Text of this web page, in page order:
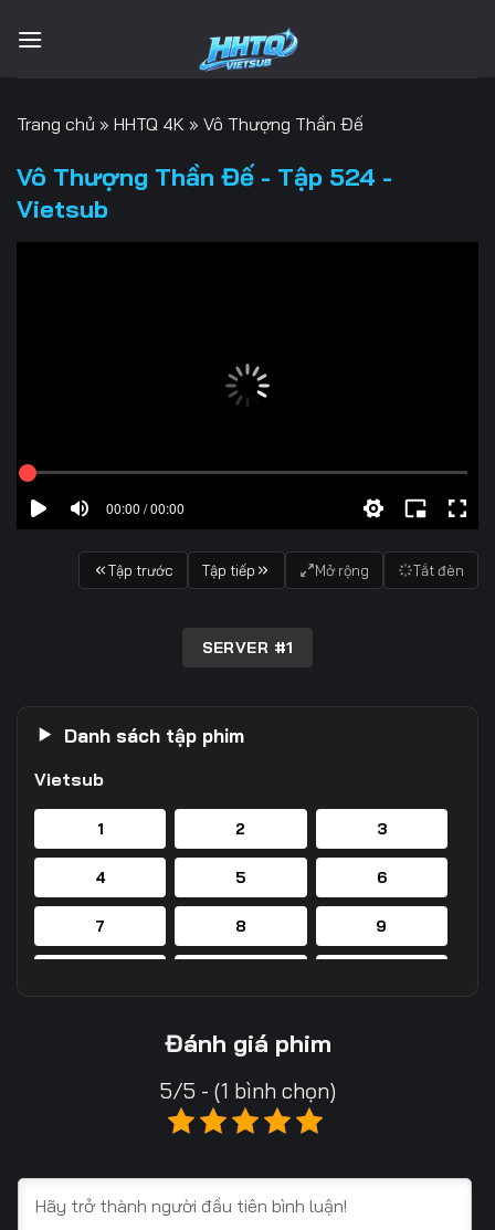
qua
Trang chủ » HHTQ 4K » Vô Thượng Thần Đế
Vô Thượng Thần Đế - Tập 524 -
Vietsub
00:00 / 00:00
Tập trước Tập tiếp Mở rộng Tắt đèn
SERVER #1
Danh sách tập phim
Vietsub
1 2 3
4 5 6
7 8 9
20
25 26
Đánh giá phim
5/5 - (1 bình chọn)